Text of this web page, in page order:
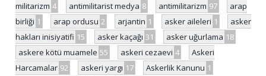
militarizm 4 antimilitarist medya 8 antimilitarizm 97
arap
birliği 1 arap ordusu 2 arjantin 1 asker aileleri 1
asker
hakları inisiyatifi 15 asker kaçağı 31 asker uğurlama 18
askere kötü muamele 55 askeri cezaevi 4
Askeri
Harcamalar 92 askeri yargı 17 Askerlik Kanunu 1